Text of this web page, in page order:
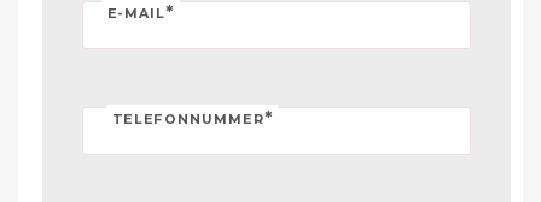
E-MAIL*
TELEFONNUMMER*